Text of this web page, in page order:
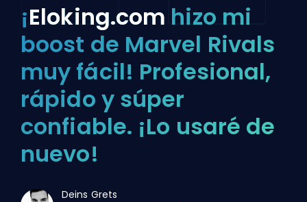
¡Eloking.com hizo mi
boost de Marvel Rivals
muy fácil! Profesional,
rápido y súper
confiable. ¡Lo usaré de
nuevo!
Deins Grets